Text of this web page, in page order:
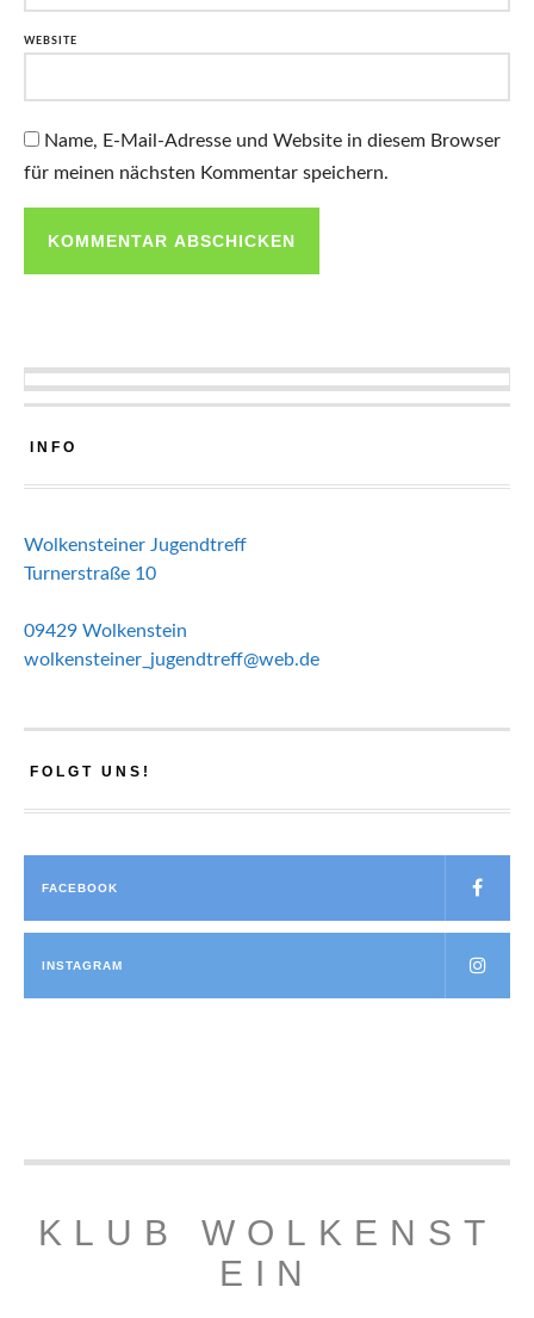
WEBSITE
Name, E-Mail-Adresse und Website in diesem Browser
für meinen nächsten Kommentar speichern.
INFO
Wolkensteiner Jugendtreff
Turnerstraße 10
09429 Wolkenstein
wolkensteiner_jugendtreff@web.de
FOLGT UNS!
FACEBOOK
INSTAGRAM
KLUB WOLKENST
EIN